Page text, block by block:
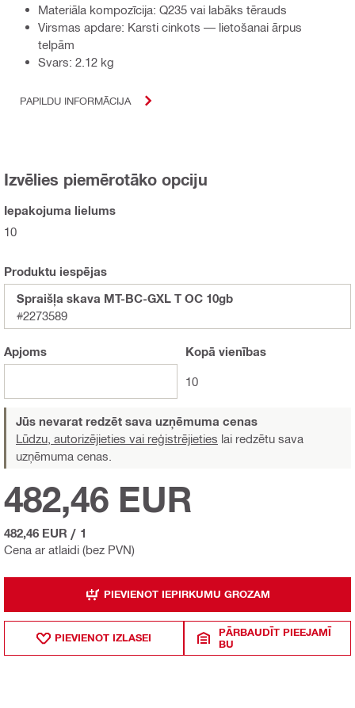
Materiāla kompozīcija: Q235 vai labāks tērauds
Virsmas apdare: Karsti cinkots — lietošanai ārpus
telpām
Svars: 2.12 kg
PAPILDU INFORMĀCIJA
Izvēlies piemērotāko opciju
Iepakojuma lielums
10
Produktu iespējas
Spraišļa skava MT-BC-GXL T OC 10gb
#2273589
Apjoms Kopā vienības
10
Jūs nevarat redzēt sava uzņēmuma cenas
Lūdzu, autorizējieties vai reģistrējieties lai redzētu sava
uzņēmuma cenas.
Cena ar atlaidi (bez PVN)
482,46 EUR
482,46 EUR / 1
PIEVIENOT IEPIRKUMU GROZAM
PIEVIENOT IZLASEI
PĀRBAUDĪT PIEEJAMĪ
BU